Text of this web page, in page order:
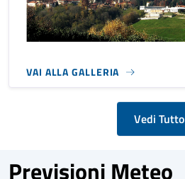
VAI ALLA GALLERIA
Vedi Tutto
Previsioni Meteo